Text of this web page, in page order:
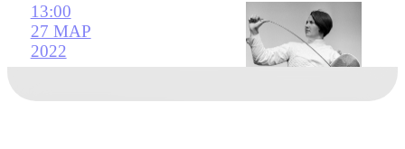
13:00
27 МАР
2022